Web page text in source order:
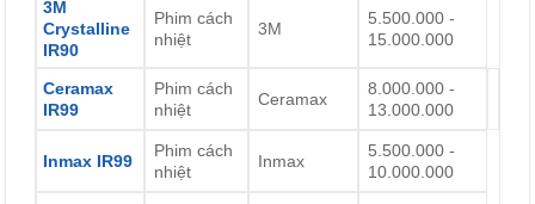
3M
Crystalline
IR90
Phim cách
nhiệt
3M
5.500.000 -
15.000.000
Ceramax
IR99
Phim cách
nhiệt
Ceramax
8.000.000 -
13.000.000
Inmax IR99
Phim cách
nhiệt
Inmax
5.500.000 -
10.000.000